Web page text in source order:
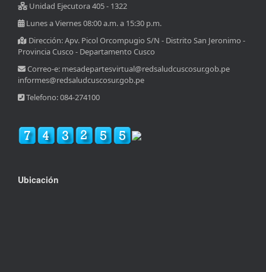
Unidad Ejecutora 405 - 1322
Lunes a Viernes 08:00 a.m. a 15:30 p.m.
Dirección: Apv. Picol Orcompugio S/N - Distrito San Jeronimo -
Provincia Cusco - Departamento Cusco
Correo-e: mesadepartesvirtual@redsaludcuscosur.gob.pe
informes@redsaludcuscosur.gob.pe
Telefono: 084-274100
Ubicación